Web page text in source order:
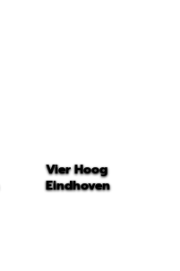
Vier Hoog
Eindhoven